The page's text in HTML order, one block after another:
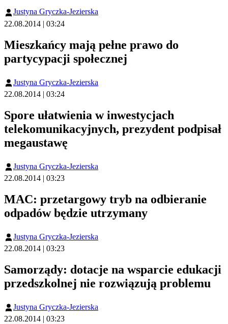
Justyna Gryczka-Jezierska
22.08.2014 | 03:24
Mieszkańcy mają pełne prawo do
partycypacji społecznej
Justyna Gryczka-Jezierska
22.08.2014 | 03:24
Spore ułatwienia w inwestycjach
telekomunikacyjnych, prezydent podpisał
megaustawę
Justyna Gryczka-Jezierska
22.08.2014 | 03:23
MAC: przetargowy tryb na odbieranie
odpadów będzie utrzymany
Justyna Gryczka-Jezierska
22.08.2014 | 03:23
Samorządy: dotacje na wsparcie edukacji
przedszkolnej nie rozwiązują problemu
Justyna Gryczka-Jezierska
22.08.2014 | 03:23